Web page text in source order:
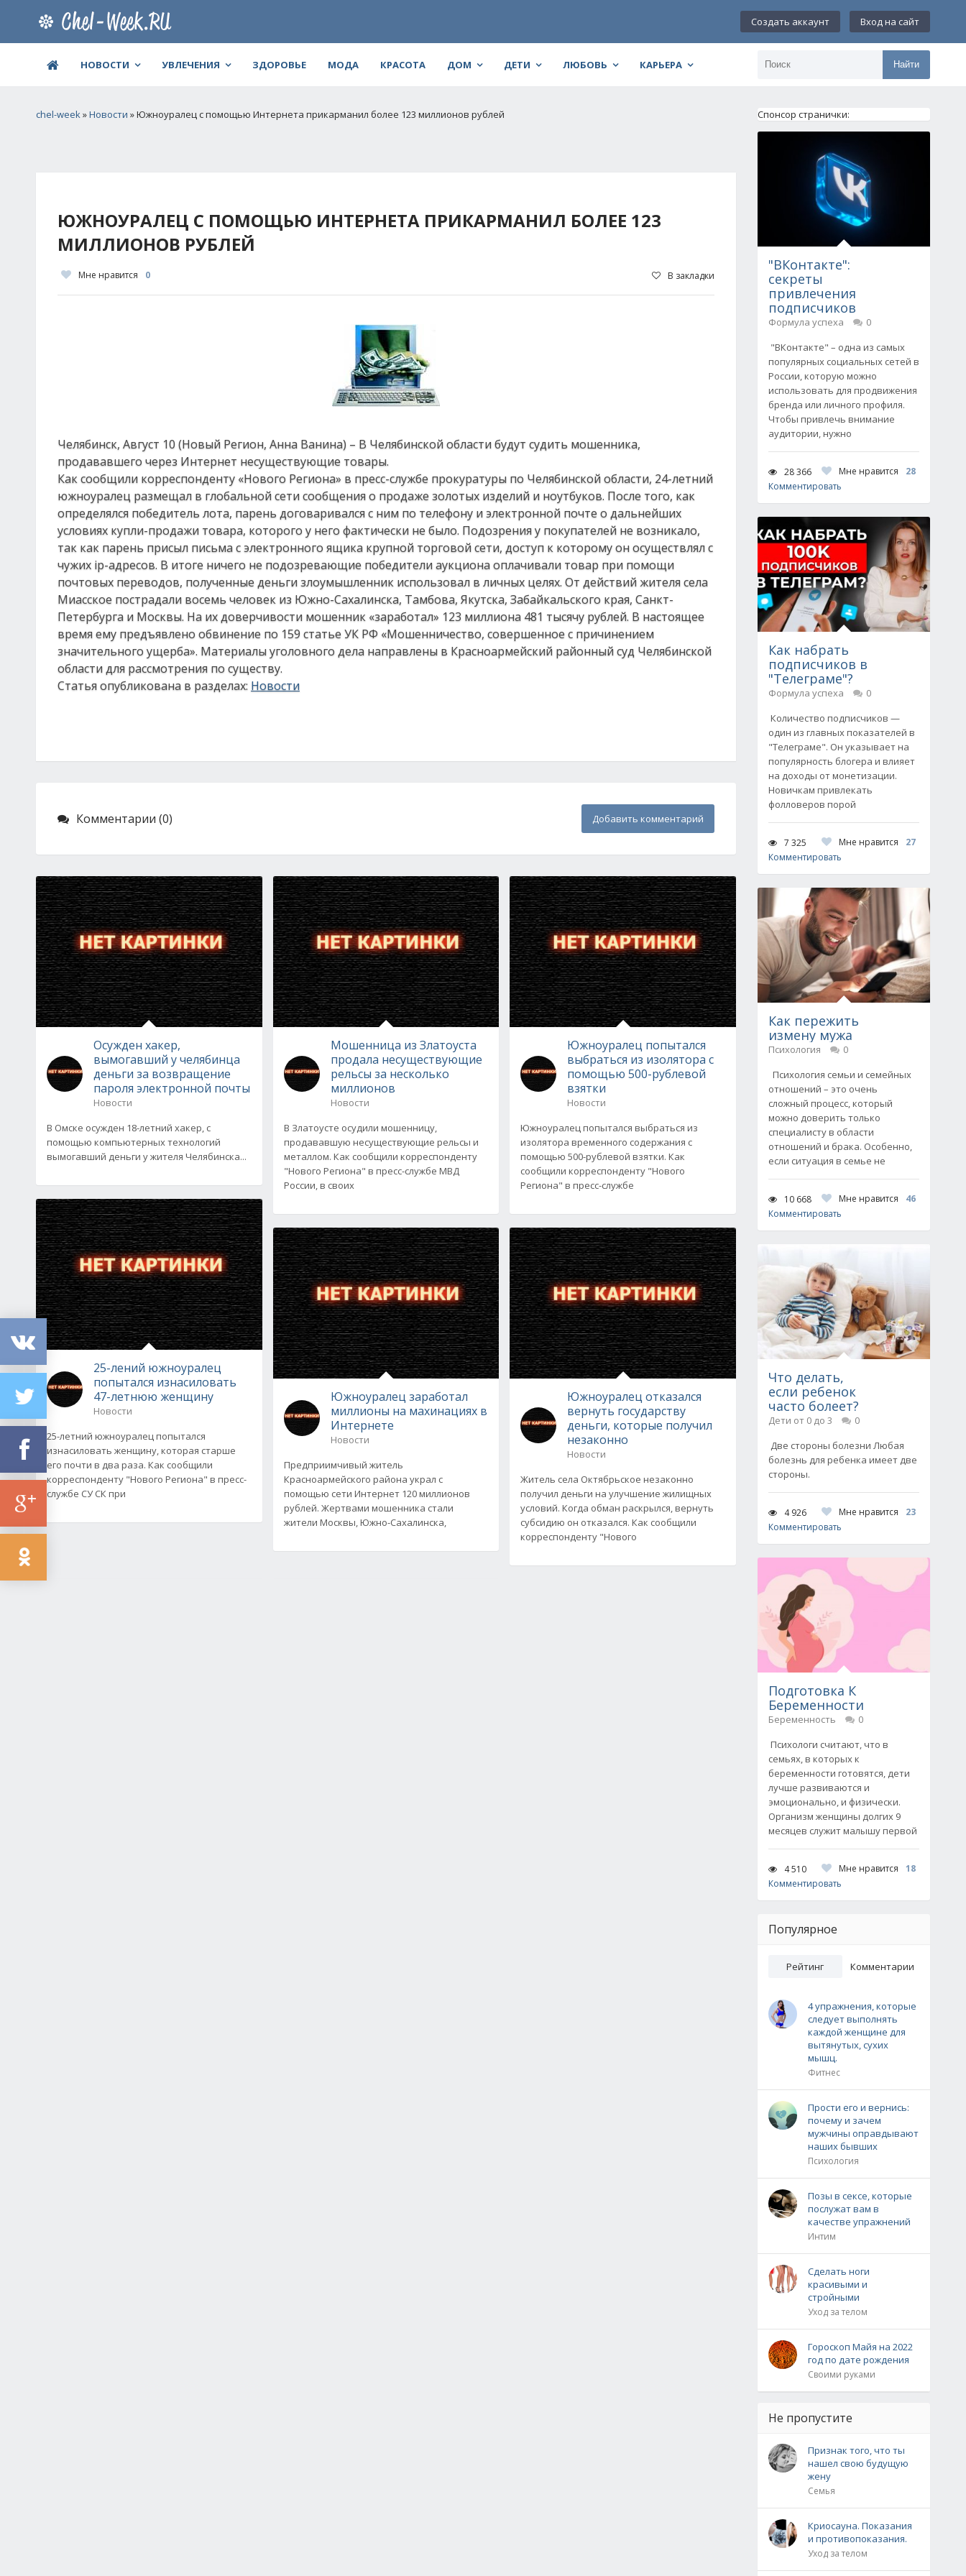
Создать аккаунт Вход на сайт
НОВОСТИ УВЛЕЧЕНИЯ ЗДОРОВЬЕ МОДА КРАСОТА ДОМ ДЕТИ ЛЮБОВЬ КАРЬЕРА Найти
chel-week»Новости » Южноуралец с помощью Интернета прикарманил более 123 миллионов рублей
ЮЖНОУРАЛЕЦ С ПОМОЩЬЮ ИНТЕРНЕТА ПРИКАРМАНИЛ БОЛЕЕ 123
МИЛЛИОНОВ РУБЛЕЙ
Мне нравится 0 В закладки
Челябинск, Август 10 (Новый Регион, Анна Ванина) – В Челябинской области будут судить мошенника,
продававшего через Интернет несуществующие товары.
Как сообщили корреспонденту «Нового Региона» в пресс-службе прокуратуры по Челябинской области, 24-летний
южноуралец размещал в глобальной сети сообщения о продаже золотых изделий и ноутбуков. После того, как
определялся победитель лота, парень договаривался с ним по телефону и электронной почте о дальнейших
условиях купли-продажи товара, которого у него фактически не было. Подозрения у покупателей не возникало,
так как парень присыл письма с электронного ящика крупной торговой сети, доступ к которому он осуществлял с
чужих iр-адресов. В итоге ничего не подозревающие победители аукциона оплачивали товар при помощи
почтовых переводов, полученные деньги злоумышленник использовал в личных целях. От действий жителя села
Миасское пострадали восемь человек из Южно-Сахалинска, Тамбова, Якутска, Забайкальского края, Санкт-
Петербурга и Москвы. На их доверчивости мошенник «заработал» 123 миллиона 481 тысячу рублей. В настоящее
время ему предъявлено обвинение по 159 статье УК РФ «Мошенничество, совершенное с причинением
значительного ущерба». Материалы уголовного дела направлены в Красноармейский районный суд Челябинской
области для рассмотрения по существу.
Статья опубликована в разделах: Новости
Комментарии (0) Добавить комментарий
Осужден хакер,
вымогавший у челябинца
деньги за возвращение
пароля электронной почты
Новости
В Омске осужден 18-летний хакер, с
помощью компьютерных технологий
вымогавший деньги у жителя Челябинска...
25-лений южноуралец
попытался изнасиловать
47-летнюю женщину
Новости
25-летний южноуралец попытался
изнасиловать женщину, которая старше
его почти в два раза. Как сообщили
корреспонденту "Нового Региона" в пресс-
службе СУ СК при
Мошенница из Златоуста
продала несуществующие
рельсы за несколько
миллионов
Новости
В Златоусте осудили мошенницу,
продававшую несуществующие рельсы и
металлом. Как сообщили корреспонденту
"Нового Региона" в пресс-службе МВД
России, в своих
Южноуралец заработал
миллионы на махинациях в
Интернете
Новости
Предприимчивый житель
Красноармейского района украл с
помощью сети Интернет 120 миллионов
рублей. Жертвами мошенника стали
жители Москвы, Южно-Сахалинска,
Южноуралец попытался
выбраться из изолятора с
помощью 500-рублевой
взятки
Новости
Южноуралец попытался выбраться из
изолятора временного содержания с
помощью 500-рублевой взятки. Как
сообщили корреспонденту "Нового
Региона" в пресс-службе
Южноуралец отказался
вернуть государству
деньги, которые получил
незаконно
Новости
Житель села Октябрьское незаконно
получил деньги на улучшение жилищных
условий. Когда обман раскрылся, вернуть
субсидию он отказался. Как сообщили
корреспонденту "Нового
Спонсор странички:
"ВКонтакте":
секреты
привлечения
подписчиков
Формула успеха
0
"ВКонтакте" – одна из самых
популярных социальных сетей в
России, которую можно
использовать для продвижения
бренда или личного профиля.
Чтобы привлечь внимание
аудитории, нужно
28 366 Мне нравится
28
Комментировать
Как набрать
подписчиков в
"Телеграме"?
Формула успеха
0
Количество подписчиков —
один из главных показателей в
"Телеграме". Он указывает на
популярность блогера и влияет
на доходы от монетизации.
Новичкам привлекать
фолловеров порой
7 325 Мне нравится
27
Комментировать
Как пережить
измену мужа
Психология
0
Психология семьи и семейных
отношений – это очень
сложный процесс, который
можно доверить только
специалисту в области
отношений и брака. Особенно,
если ситуация в семье не
10 668 Мне нравится
46
Комментировать
Что делать,
если ребенок
часто болеет?
Дети от 0 до 3
0
Две стороны болезни Любая
болезнь для ребенка имеет две
стороны.
4 926 Мне нравится
23
Комментировать
Подготовка К
Беременности
Беременность
0
Психологи считают, что в
семьях, в которых к
беременности готовятся, дети
лучше развиваются и
эмоционально, и физически.
Организм женщины долгих 9
месяцев служит малышу первой
4 510 Мне нравится
18
Комментировать
Популярное
Рейтинг Комментарии
4 упражнения, которые
следует выполнять
каждой женщине для
вытянутых, сухих
мышц.
Фитнес
Прости его и вернись:
почему и зачем
мужчины оправдывают
наших бывших
Психология
Позы в сексе, которые
послужат вам в
качестве упражнений
Интим
Сделать ноги
красивыми и
стройными
Уход за телом
Гороскоп Майя на 2022
год по дате рождения
Своими руками
Не пропустите
Признак того, что ты
нашел свою будущую
жену
Семья
Криосауна. Показания
и противопоказания.
Уход за телом